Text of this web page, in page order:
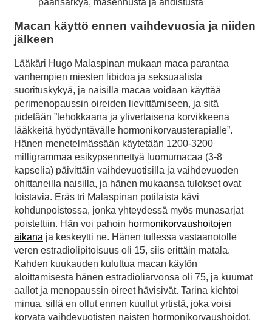
päänsärkyä, masennusta ja ahdistusta
Macan käyttö ennen vaihdevuosia ja niiden
jälkeen
Lääkäri Hugo Malaspinan mukaan maca parantaa
vanhempien miesten libidoa ja seksuaalista
suorituskykyä, ja naisilla macaa voidaan käyttää
perimenopaussin oireiden lievittämiseen, ja sitä
pidetään ”tehokkaana ja ylivertaisena korvikkeena
lääkkeitä hyödyntävälle hormonikorvausterapialle”.
Hänen menetelmässään käytetään 1200-3200
milligrammaa esikypsennettyä luomumacaa (3-8
kapselia) päivittäin vaihdevuotisilla ja vaihdevuoden
ohittaneilla naisilla, ja hänen mukaansa tulokset ovat
loistavia. Eräs tri Malaspinan potilaista kävi
kohdunpoistossa, jonka yhteydessä myös munasarjat
poistettiin. Hän voi pahoin hormonikorvaushoitojen
aikana ja keskeytti ne. Hänen tullessa vastaanotolle
veren estradiolipitoisuus oli 15, siis erittäin matala.
Kahden kuukauden kuluttua macan käytön
aloittamisesta hänen estradioliarvonsa oli 75, ja kuumat
aallot ja menopaussin oireet hävisivät. Tarina kiehtoi
minua, sillä en ollut ennen kuullut yrtistä, joka voisi
korvata vaihdevuotisten naisten hormonikorvaushoidot.